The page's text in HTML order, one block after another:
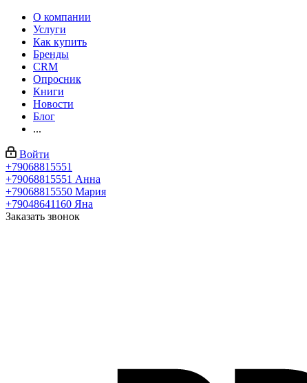
О компании
Услуги
Как купить
Бренды
CRM
Опросник
Книги
Новости
Блог
...
Войти
+79068815551
+79068815551 Анна
+79068815550 Мария
+79048641160 Яна
Заказать звонок